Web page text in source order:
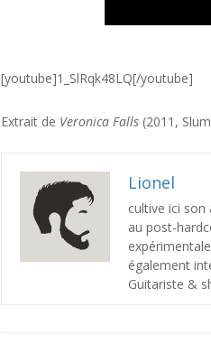
[youtube]1_SlRqk48LQ[/youtube]
Extrait de Veronica Falls (2011,
Lionel
cultive ici son
au post-
également
Guitariste &